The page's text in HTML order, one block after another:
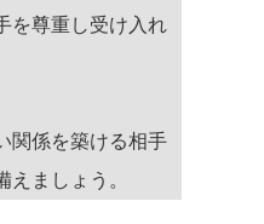
を尊重し受け入れ
関係を築ける相手
ましょう。